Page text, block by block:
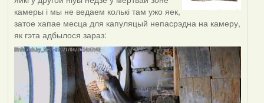
камеры і мы не ведаем колькі там ужо яек,
затое хапае месца для капуляцый непасрэдна на камеру,
як гэта адбылося зараз: